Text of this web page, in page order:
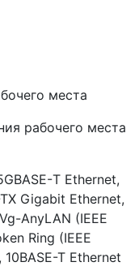
места
рабочего места
Т Ethernet,
Gigabit Ethernet,
AnyLAN (IEEE
Ring (IEEE
T Ethernet